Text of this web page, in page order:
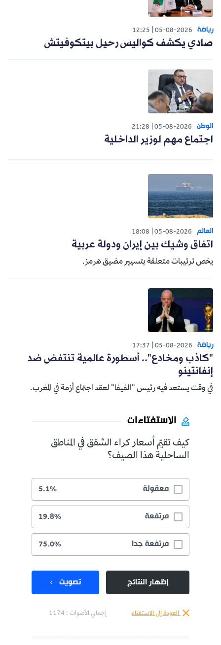
رياضة 05-08-2026
12:25
صادي يكشف كواليس رحيل بيتكوفيتش
الوطن 05-08-2026
21:28
اجتماع مهم لوزير الداخلية
العالم 05-08-2026
18:08
اتفاق وشيك بين إيران ودولة عربية
يخص ترتيبات متعلقة بتسيير مضيق هرمز.
رياضة 05-08-2026
17:37
"كاذب ومخادع".. أسطورة عالمية تنتفض ضد
إنفانتينو
في وقت يستعد فيه رئيس "الفيفا" لعقد اجتماع أزمة في المغرب.
الاستفتاءات
كيف تقيّم أسعار كراء الشقق في المناطق
الساحلية هذا الصيف؟
معقولة 5.1%
مرتفعة 19.8%
مرتفعة جدا 75.0%
إظهار النتائج تصويت
العودة إلى الاستفتاء إجمالي الأصوات : 1174